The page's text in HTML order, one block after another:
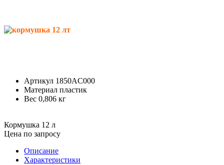
Артикул 1850AC000
Материал пластик
Вес 0,806 кг
Кормушка 12 л
Цена по запросу
Описание
Характеристики